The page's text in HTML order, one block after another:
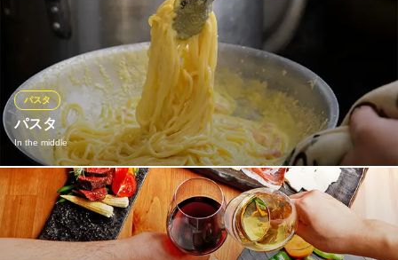
女子会やちょっとしたお集まりには、パーティープランがお勧め
◎前菜やアヒージョ、マルゲリータ、パスタなど、シェフ渾身の
イタリアンを味わえるコースが4,000円～3種ご用意しておりま
す！ご予算やシーンに応じてお選びください。
NIINA
朝まで楽しめるバー
大阪メトロ御堂筋線心斎橋駅 徒歩3分
大阪府大阪市中央区東心斎橋1-19-8 日宝プロムナード1F
パスタ
In the middle
パスタ
トマト・クリーム・オイルベースなどバラエティ豊かな味からお
選びいただけます♪ソースがパスタと絡み合い、相性抜群です◎ま
たシェフがお好みのパスタを作ることもできますのでお気軽にお
声がけください。